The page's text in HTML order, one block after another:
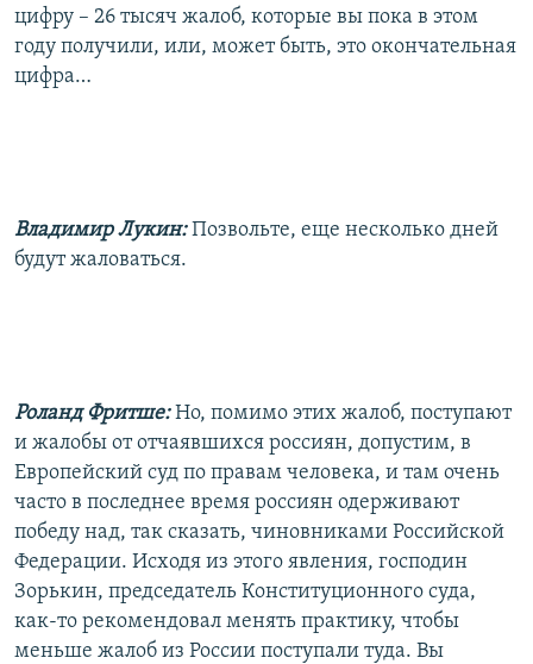
цифру – 26 тысяч жалоб, которые вы пока в этом
году получили, или, может быть, это окончательная
цифра…
Владимир Лукин: Позвольте, еще несколько дней
будут жаловаться.
Роланд Фритше: Но, помимо этих жалоб, поступают
и жалобы от отчаявшихся россиян, допустим, в
Европейский суд по правам человека, и там очень
часто в последнее время россиян одерживают
победу над, так сказать, чиновниками Российской
Федерации. Исходя из этого явления, господин
Зорькин, председатель Конституционного суда,
как-то рекомендовал менять практику, чтобы
меньше жалоб из России поступали туда. Вы